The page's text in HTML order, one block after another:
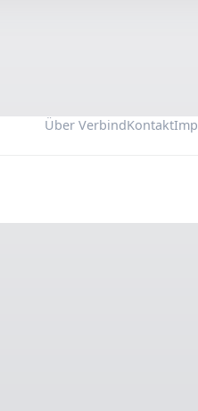
Über VerbindKontakt